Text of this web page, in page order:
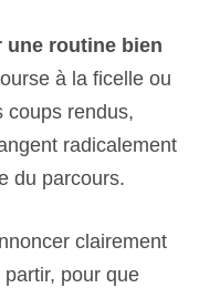
une routine bien
à la ficelle ou
coups rendus,
radicalement
du parcours.
clairement
pour que